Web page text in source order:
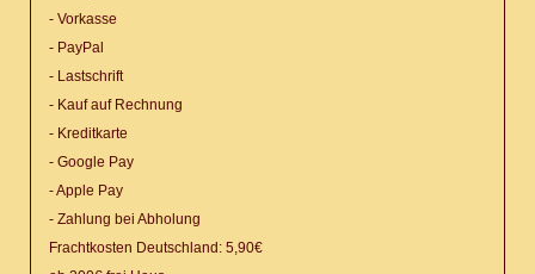
- Vorkasse
- PayPal
- Lastschrift
- Kauf auf Rechnung
- Kreditkarte
- Google Pay
- Apple Pay
- Zahlung bei Abholung
Frachtkosten Deutschland: 5,90€